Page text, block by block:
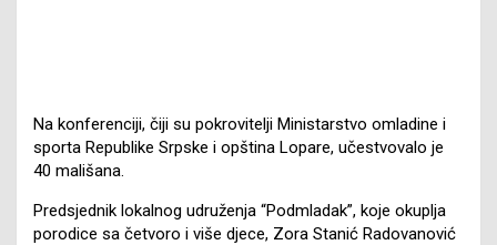
Na konferenciji, čiji su pokrovitelji Ministarstvo omladine i
sporta Republike Srpske i opština Lopare, učestvovalo je
40 mališana.
Predsjednik lokalnog udruženja “Podmladak”, koje okuplja
porodice sa četvoro i više djece, Zora Stanić Radovanović